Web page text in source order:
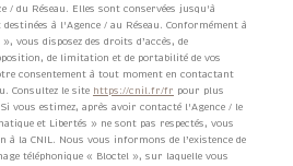
du Réseau. Elles sont conservées jusqu'à
à l'Agence / au Réseau. Conformément à
vous disposez des droits d’accès, de
de limitation et de portabilité de vos
consentement à tout moment en contactant
Consultez le site https://cnil.fr/fr pour plus
vous estimez, après avoir contacté l'Agence / le
et Libertés » ne sont pas respectés, vous
à la CNIL. Nous vous informons de l’existence de
téléphonique « Bloctel », sur laquelle vous